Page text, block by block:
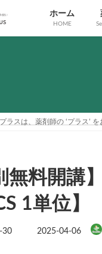
ホーム
HOME
ラスは、薬剤師の ‘プラス’
無料開講
1単位】
30
最
2025-04-06